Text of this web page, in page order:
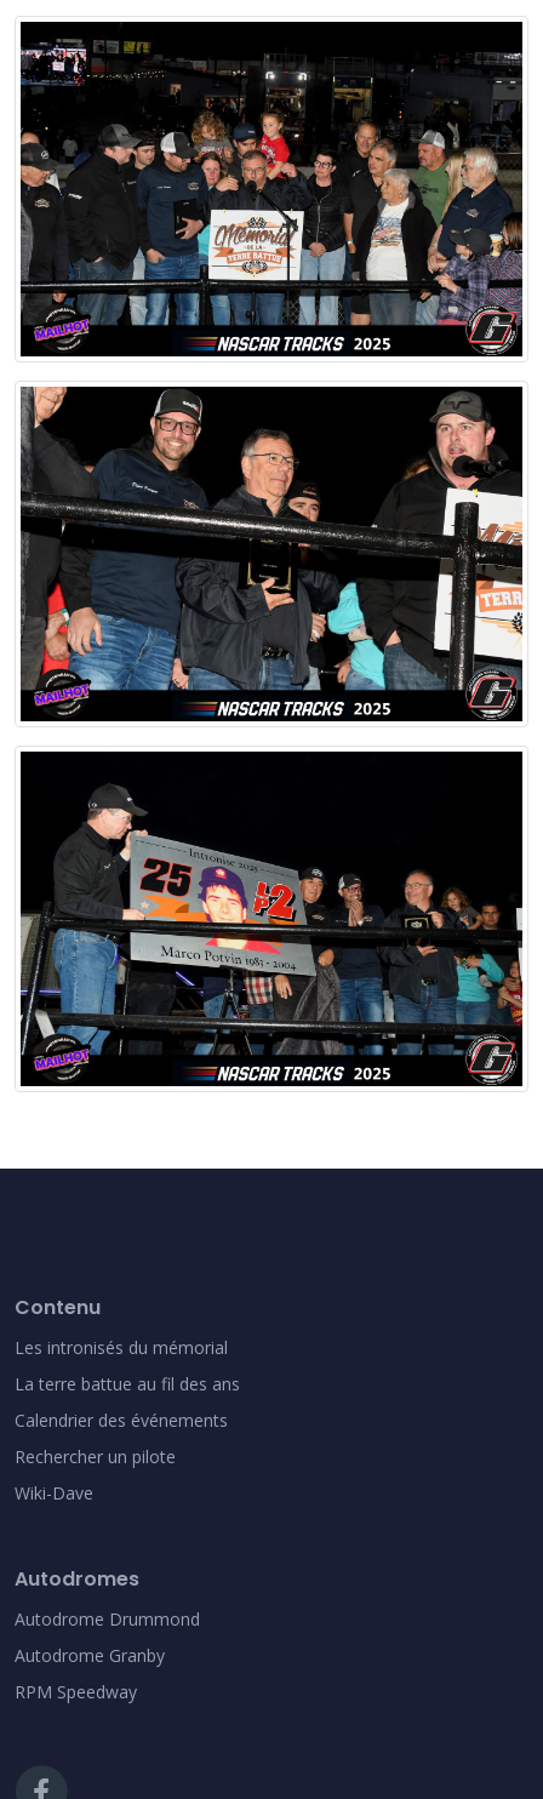
Contenu
Les intronisés du mémorial
La terre battue au fil des ans
Calendrier des événements
Rechercher un pilote
Wiki-Dave
Autodromes
Autodrome Drummond
Autodrome Granby
RPM Speedway